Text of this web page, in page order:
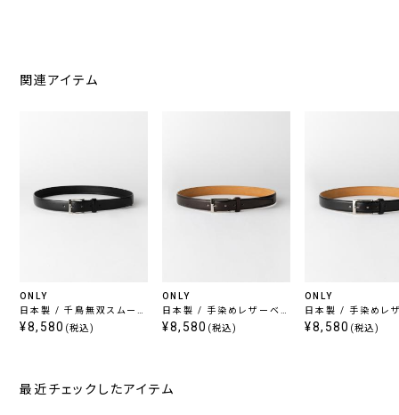
関連アイテム
ONLY
日本製 / 千鳥無双スムース
レザーベルト ブラック
¥8,580 (税込)
ONLY
日本製 / 手染めレザーベル
ト ブラウン
¥8,580 (税込)
ONLY
日本製 / 手染めレ
ト ブラック
¥8,580 (税込)
最近チェックしたアイテム